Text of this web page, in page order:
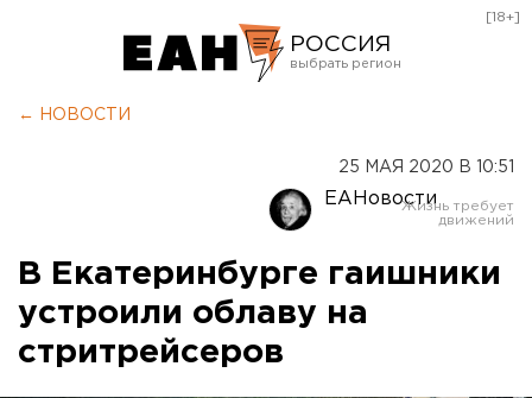
РОССИЯ
Оренбург
[18+]
← НОВОСТИ
25 МАЯ 2020 В 10:51
ЕАНовости
В Екатеринбурге гаишники
устроили облаву на
стритрейсеров